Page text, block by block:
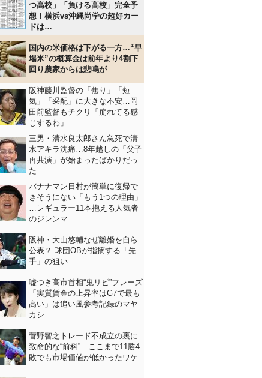
つ高校」「負ける高校」完全予
想！横浜vs沖縄尚学の超好カー
ドは…
国内の米価格は下がる一方…“早
場米”の概算金は前年より4割下
回り農家からは悲鳴が
阪神藤川監督の「焦り」「短
気」「采配」に大きな不安…岡
田前監督もチクリ「崩れてる感
じするわ」
三男・清水良太郎さん急死で清
水アキラ沈痛…8年越しの「父子
再共演」が始まったばかりだっ
た
バナナマン日村が簡単に復帰で
きそうにない「もう1つの理由」
…レギュラー11本抱える人気者
のジレンマ
阪神・大山悠輔なぜ離婚を自ら
公表？ 球団OBが指摘する「先
手」の狙い
嘘つき高市首相“鬼リピ”フレーズ
「実質賃金の上昇率はG7で最も
高い」は追い風参考記録のマヤ
カシ
菅野智之トレード不成立の裏に
致命的な“前科”…ここまで11勝4
敗でも市場価値が低かったワケ